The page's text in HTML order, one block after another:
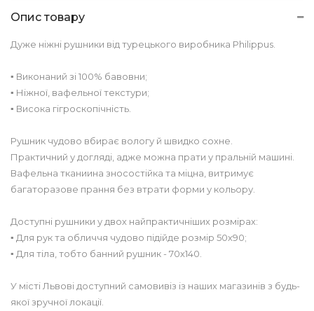
Опис товару
Дуже ніжні рушники від турецького виробника Philippus.
▪︎ Виконаний зі 100% бавовни;
▪︎ Ніжної, вафельної текстури;
▪︎ Висока гігроскопічність.
Рушник чудово вбирає вологу й швидко сохне.
Практичний у догляді, адже можна прати у пральній машині.
Вафельна тканиина зносостійка та міцна, витримує
багаторазове прання без втрати форми у кольору.
Доступні рушники у двох найпрактичніших розмірах:
▪︎ Для рук та обличчя чудово підійде розмір 50х90;
▪︎ Для тіла, тобто банний рушник - 70х140.
У місті Львові доступний самовивіз із наших магазинів з будь-
якої зручної локації.